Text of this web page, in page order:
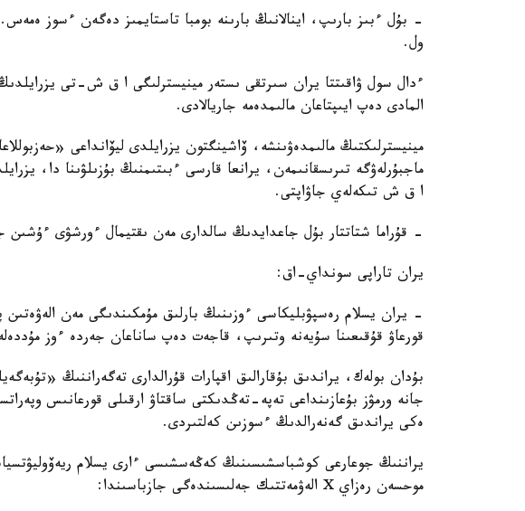
- بۇل ءبىز بارىپ، اينالانىڭ بارىنە بومبا تاستايمىز دەگەن ءسوز
ول.
ءدال سول ۋاقىتتا يران سىرتقى ىستەر مينيسترلىگى ا ق ش-تى يزرايلدىڭ
المادى دەپ ايىپتاعان مالىمدەمە جاريالادى.
مينيسترلىكتىڭ مالىمدەۋىنشە، ۆاشينگتون يزرايلدى ليۆانداعى
ماجبۇرلەۋگە تىرىسقانىمەن، يرانعا قارسى ءبىتىمنىڭ بۇزىلۋىنا دا،
ا ق ش تىكەلەي جاۋاپتى.
- قۇراما شتاتتار بۇل جاعدايدىڭ سالدارى مەن ىقتيمال ءورشۋى ءۇشىن
يران تاراپى سونداي-اق:
- يران يسلام رەسپۋبليكاسى ءوزىنىڭ بارلىق مۇمكىندىگى مەن
قورعاۋ قۇقىعىنا سۇيەنە وتىرىپ، قاجەت دەپ ساناعان جەردە ءوز
بۇدان بولەك، يراندىق بۇقارالىق اقپارات قۇرالدارى تەگەراننىڭ
جانە ورمۋز بۇعازىنداعى تەپە-تەڭدىكتى ساقتاۋ ارقىلى قورعانىس
ەكى يراندىق گەنەرالدىڭ ءسوزىن كەلتىردى.
يراننىڭ جوعارعى كوشباسشىسىنىڭ كەڭەسشىسى ءارى يسلام
موحسەن رەزاي X الەۋمەتتىك جەلىسىندەگى جازباسىندا: